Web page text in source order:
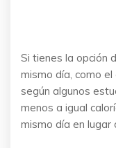
Si tienes la opción
mismo día, como
según algunos
menos a igual
mismo día en